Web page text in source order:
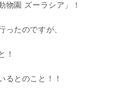
物園 ズーラシア」！
ったのですが、
！
るとのこと！！